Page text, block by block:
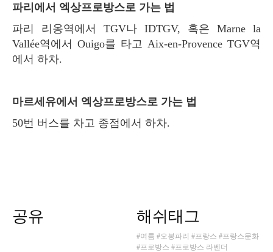
파리에서 엑상프로방스로 가는 법
파리 리옹역에서 TGV나 IDTGV, 혹은 Marne la
Vallée역에서 Ouigo를 타고 Aix-en-Provence TGV역
에서 하차.
마르세유에서 엑상프로방스로 가는 법
50번 버스를 차고 종점에서 하차.
공유 해쉬태그
#여름 #오봉파리 #프랑스 #프랑스문화
#프로방스 #프로방스 라벤더